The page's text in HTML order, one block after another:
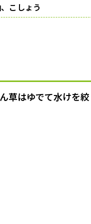
こしょう
草はゆでて水けを